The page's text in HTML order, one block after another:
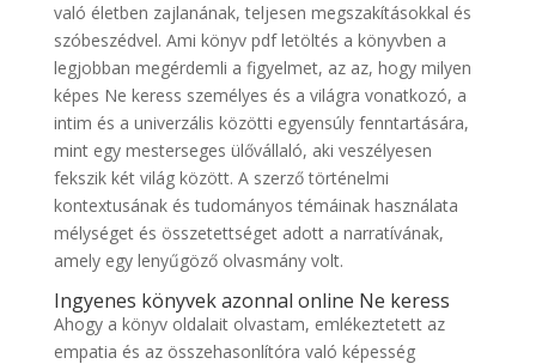
való életben zajlanának, teljesen megszakításokkal és
szóbeszédvel. Ami könyv pdf letöltés a könyvben a
legjobban megérdemli a figyelmet, az az, hogy milyen
képes Ne keress személyes és a világra vonatkozó, a
intim és a univerzális közötti egyensúly fenntartására,
mint egy mesterseges ülővállaló, aki veszélyesen
fekszik két világ között. A szerző történelmi
kontextusának és tudományos témáinak használata
mélységet és összetettséget adott a narratívának,
amely egy lenyűgöző olvasmány volt.
Ingyenes könyvek azonnal online Ne keress
Ahogy a könyv oldalait olvastam, emlékeztetett az
empatia és az összehasonlítóra való képesség